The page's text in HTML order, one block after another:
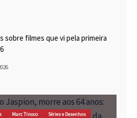
sobre filmes que vi pela primeira
Marc Tinoco
Séries e Desenhos